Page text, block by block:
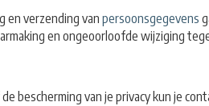
en verzending van persoonsgegevens
en ongeoorloofde wijziging
bescherming van je privacy kun je